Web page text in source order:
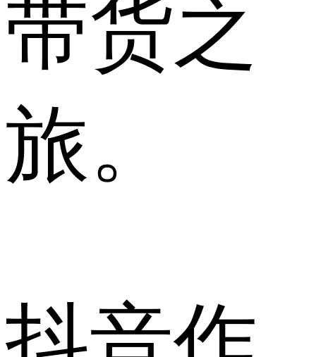
带货之
旅。